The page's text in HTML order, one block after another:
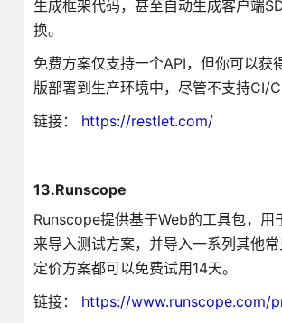
生成框架代码，甚至自动生成客户端
换。
免费方案仅支持一个API，但你可以
版部署到生产环境中，尽管不支持CI/
链接： https://restlet.com/
13.Runscope
Runscope提供基于Web的工具包，
来导入测试方案，并导入一系列其他
定价方案都可以免费试用14天。
链接： https://www.runscope.com/